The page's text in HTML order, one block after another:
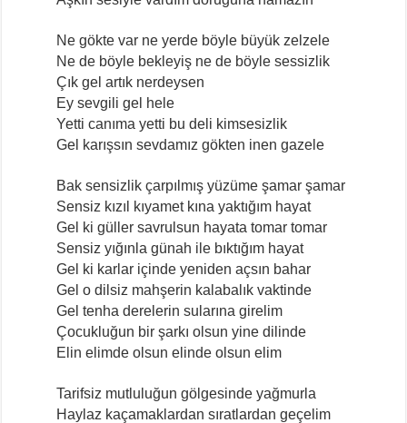
Ne gökte var ne yerde böyle büyük zelzele
Ne de böyle bekleyiş ne de böyle sessizlik
Çık gel artık nerdeysen
Ey sevgili gel hele
Yetti canıma yetti bu deli kimsesizlik
Gel karışsın sevdamız gökten inen gazele
Bak sensizlik çarpılmış yüzüme şamar şamar
Sensiz kızıl kıyamet kına yaktığım hayat
Gel ki güller savrulsun hayata tomar tomar
Sensiz yığınla günah ile bıktığım hayat
Gel ki karlar içinde yeniden açsın bahar
Gel o dilsiz mahşerin kalabalık vaktinde
Gel tenha derelerin sularına girelim
Çocukluğun bir şarkı olsun yine dilinde
Elin elimde olsun elinde olsun elim
Tarifsiz mutluluğun gölgesinde yağmurla
Haylaz kaçamaklardan sıratlardan geçelim